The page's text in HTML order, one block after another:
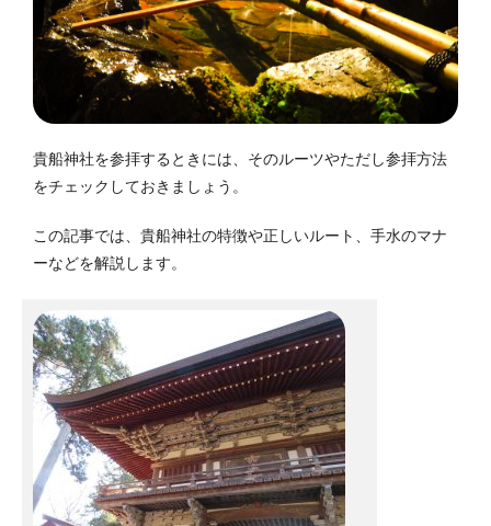
貴船神社を参拝するときには、そのルーツやただし参拝方法
をチェックしておきましょう。
この記事では、貴船神社の特徴や正しいルート、手水のマナ
ーなどを解説します。